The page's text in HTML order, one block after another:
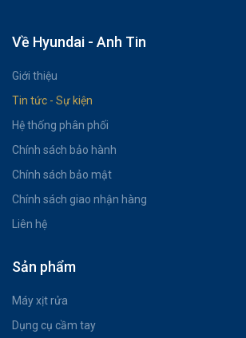
Về Hyundai - Anh Tin
Giới thiệu
Tin tức - Sự kiện
Hệ thống phân phối
Chính sách bảo hành
Chính sách bảo mật
Chính sách giao nhận hàng
Liên hệ
Sản phẩm
Máy xịt rửa
Dụng cụ cầm tay